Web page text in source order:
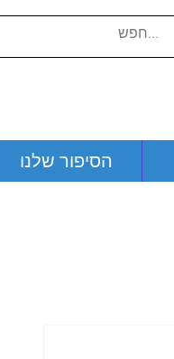
הסיפור שלנו